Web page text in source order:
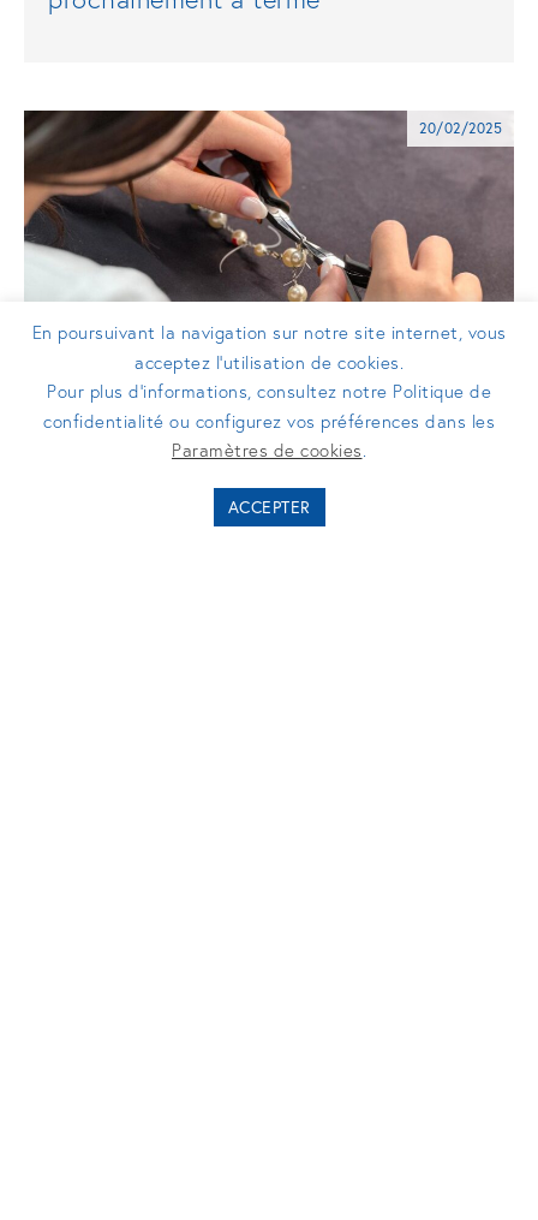
20/02/2025
COMMUNIQUÉS DE PRESSE
Mettetal Création ouvre son capital à
Turenne Groupe pour accélérer sa
En poursuivant la navigation sur notre site internet, vous
acceptez l’utilisation de cookies.
Pour plus d’informations, consultez notre Politique de
confidentialité ou configurez vos préférences dans les
Paramètres de cookies.
ACCEPTER